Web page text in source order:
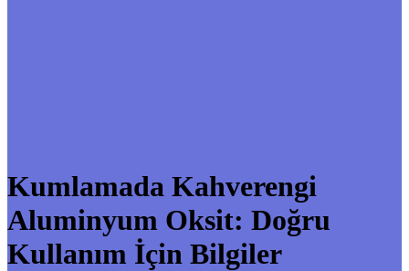
Kumlamada Kahverengi
Aluminyum Oksit: Doğru
Kullanım İçin Bilgiler